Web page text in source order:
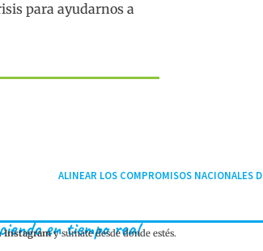
para ayudarnos a
ALINEAR LOS COMPROMISOS NACIONALES
en tiempo real
Instagramy súmate desde donde estés.